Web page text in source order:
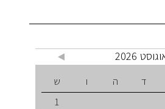
2026
ד ה ו
ש
1